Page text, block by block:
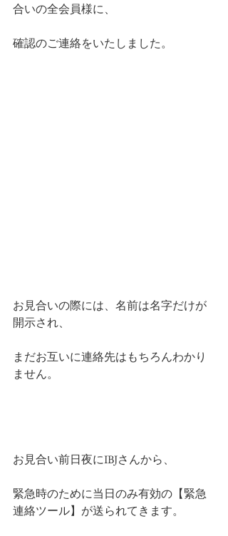
合いの全会員様に、
確認のご連絡をいたしました。
お見合いの際には、名前は名字だけが
開示され、
まだお互いに連絡先はもちろんわかり
ません。
お見合い前日夜にIBJさんから、
緊急時のために当日のみ有効の【緊急
連絡ツール】が送られてきます。